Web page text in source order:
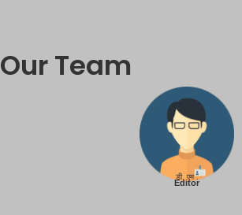
Our Team
Editor
डी. एम .